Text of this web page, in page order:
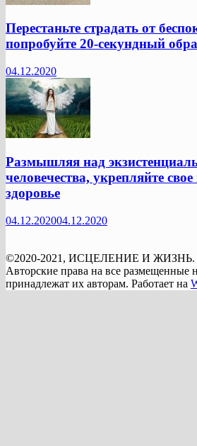
Перестаньте страдать от
попробуйте 20-секундный
04.12.2020
Размышляя над
человечества, укрепляйте
здоровье
04.12.202004.12.2020
©2020-2021, ИСЦЕЛЕНИЕ И ЖИЗНЬ.
Авторские права на все размещенные
принадлежат их авторам. Работает на